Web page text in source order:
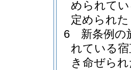
められて
定められ
6
新条例の
れている
き命ぜら